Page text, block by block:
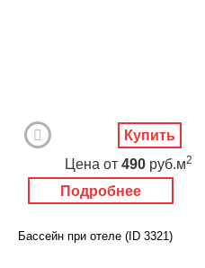
Подробнее
Цена от 490 руб.м2
Купить
Бассейн при отеле (ID 3321)